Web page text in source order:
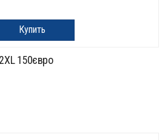
Купить
150євро